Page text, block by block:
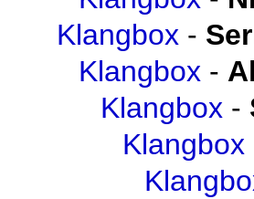
Klangbox -
Klangbox -
Klangbox -
Klangbox